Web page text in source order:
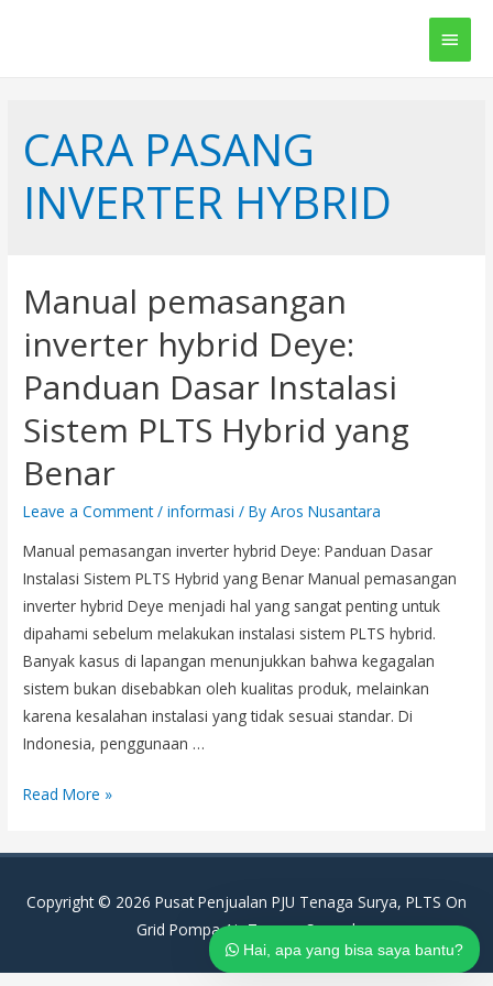
Main
CARA PASANG
INVERTER HYBRID
Manual pemasangan
inverter hybrid Deye:
Panduan Dasar Instalasi
Sistem PLTS Hybrid yang
Benar
Leave a Comment /informasi / ByAros Nusantara
Manual pemasangan inverter hybrid Deye: Panduan Dasar
Instalasi Sistem PLTS Hybrid yang Benar Manual pemasangan
inverter hybrid Deye menjadi hal yang sangat penting untuk
dipahami sebelum melakukan instalasi sistem PLTS hybrid.
Banyak kasus di lapangan menunjukkan bahwa kegagalan
sistem bukan disebabkan oleh kualitas produk, melainkan
karena kesalahan instalasi yang tidak sesuai standar. Di
Indonesia, penggunaan …
Manual
inverter
Deye:
Read More »
Copyright © 2026 Pusat Penjualan PJU Tenaga Surya, PLTS On
Grid Pompa Air Tenaga Surya|
Hai, apa yang bisa saya bantu?